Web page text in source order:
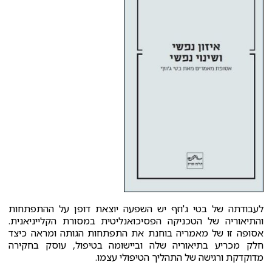
לעבודתה של בטי ג'וזף יש השפעה יוצאת דופן על ההתפתחות
והתיאוריה של הטכניקה הפסיכואנליטית במסורת הקלייניאנית.
אסופה זו של מאמריה בוחנת את התפתחות הגותה ומראה כיצד
חלק מכריע בתיאוריה שלה וביישומה בטיפול, עוסק בחקירה
מדוקדקת ורגישה של התהליך הטיפולי עצמו.